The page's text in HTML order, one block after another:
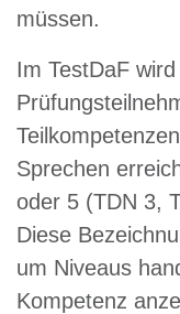
müssen.
Im TestDaF
Sprechen
oder 5 (TDN 3,
Diese
um Niveaus
Kompetenz